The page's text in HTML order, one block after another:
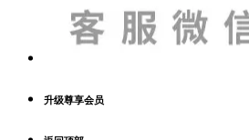
升级尊享会员